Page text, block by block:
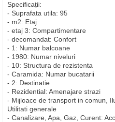
Specificații:
- Suprafata utila: 95
- m2: Etaj
- etaj 3: Compartimentare
- decomandat: Confort
- 1: Numar balcoane
- 1980: Numar niveluri
- 10: Structura de rezistenta
- Caramida: Numar bucatarii
- 2: Destinatie
- Rezidential: Amenajare strazi
- Mijloace de transport in comun,
Utilitati generale
- Canalizare, Apa, Gaz, Curent: